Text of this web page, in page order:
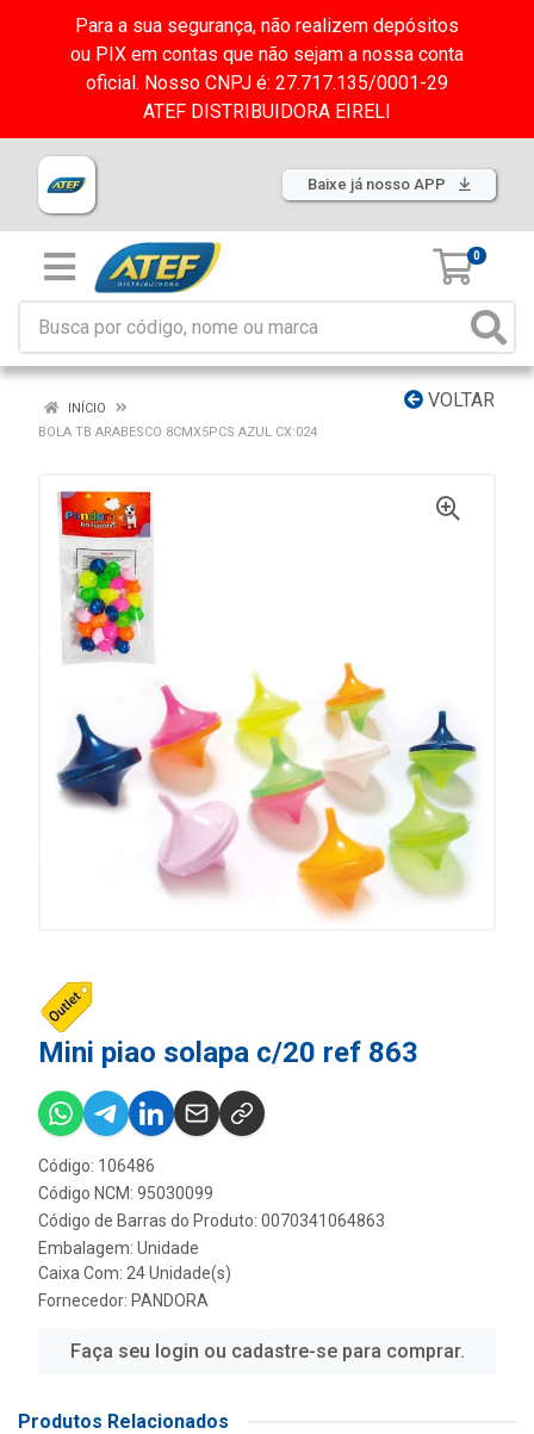
Para a sua segurança, não realizem depósitos
ou PIX em contas que não sejam a nossa conta
oficial. Nosso CNPJ é: 27.717.135/0001-29
ATEF DISTRIBUIDORA EIRELI
Baixe já nosso APP
0
VOLTAR
INÍCIO
BOLA TB ARABESCO 8CMX5PCS AZUL CX:024
Mini piao solapa c/20 ref 863
Código: 106486
Código NCM: 95030099
Código de Barras do Produto: 0070341064863
Embalagem: Unidade
Caixa Com: 24 Unidade(s)
Fornecedor: PANDORA
Faça seu login ou cadastre-se para comprar.
Produtos Relacionados